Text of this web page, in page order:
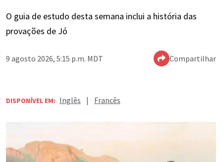
O guia de estudo desta semana inclui a história das
provações de Jó
9 agosto 2026, 5:15 p.m. MDT Compartilhar
DISPONÍVEL EM: Inglês | Francês